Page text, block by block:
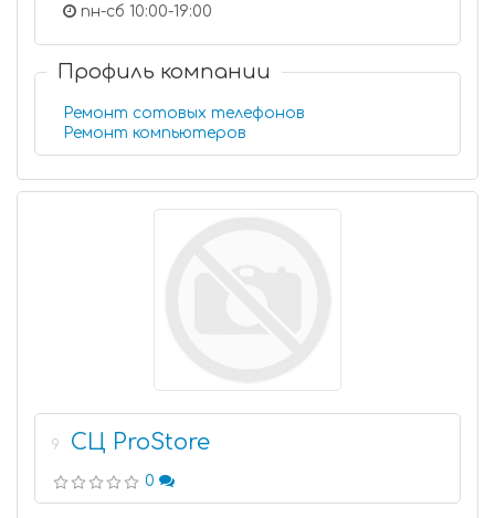
пн-сб 10:00-19:00
Профиль компании
Ремонт сотовых телефонов
Ремонт компьютеров
9 СЦ ProStore
0